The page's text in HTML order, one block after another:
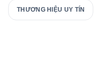
THƯƠNG HIỆU UY TÍN